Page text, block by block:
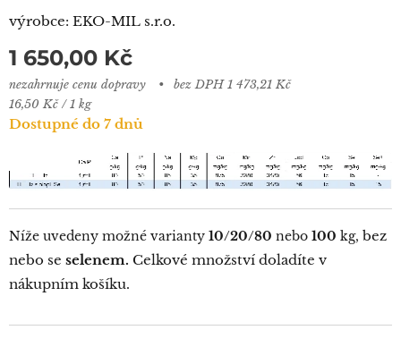
výrobce: EKO-MIL s.r.o.
1 650,00 Kč
nezahrnuje cenu dopravy
bez DPH 1 473,21 Kč
16,50 Kč / 1 kg
Dostupné do 7 dnů
Níže uvedeny možné varianty 10/20/80 nebo 100 kg, bez
nebo se selenem. Celkové množství doladíte v
nákupním košíku.